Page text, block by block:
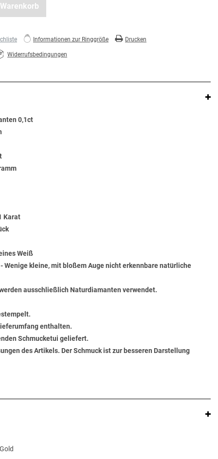
Informationen zur Ringgröße Drucken
Widerrufsbedingungen
0,1ct
Karat
Weiß
Wenige kleine, mit bloßem Auge nicht erkennbare natürliche
ausschließlich Naturdiamanten verwendet.
enthalten.
Schmucketui geliefert.
des Artikels. Der Schmuck ist zur besseren Darstellung